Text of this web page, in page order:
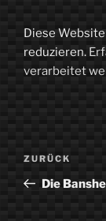
Diese
reduzieren.
verarbeitet
Vorheriger
Beitrag
ZURÜCK
Die